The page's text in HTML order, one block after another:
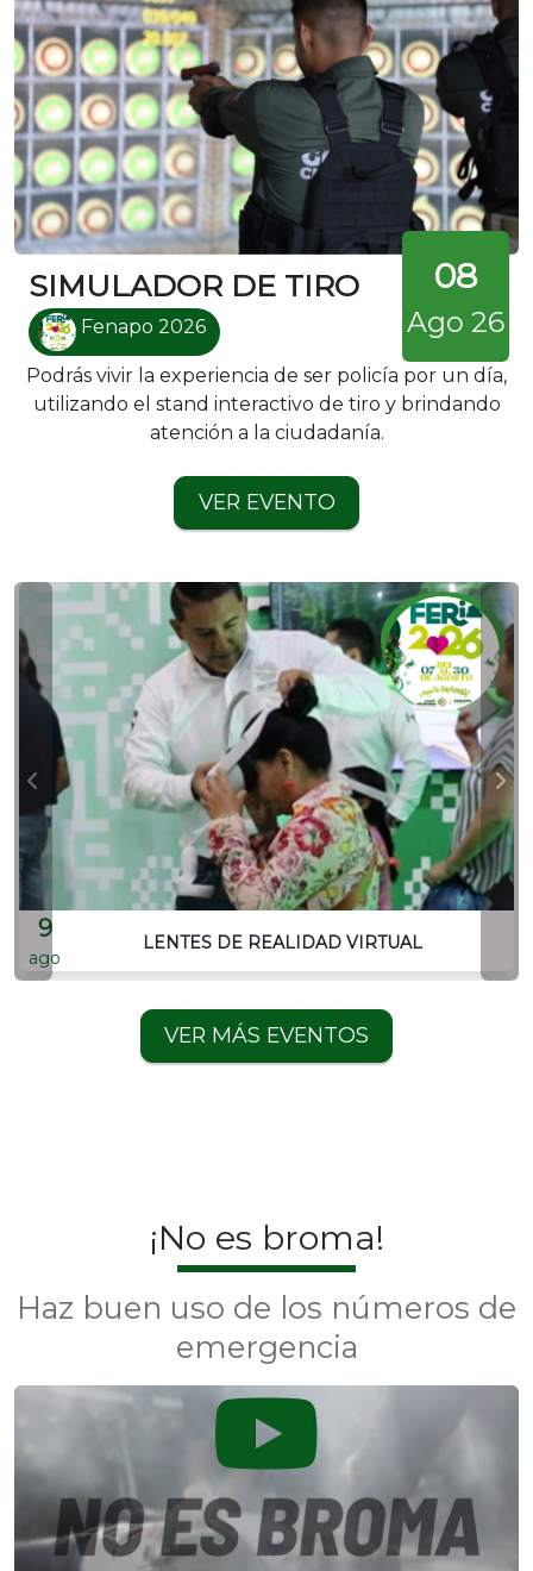
08
Ago 26
SIMULADOR DE TIRO
Fenapo 2026
Podrás vivir la experiencia de ser policía por un día,
utilizando el stand interactivo de tiro y brindando
atención a la ciudadanía.
VER EVENTO
9
ago
LENTES DE REALIDAD VIRTUAL
VER MÁS EVENTOS
¡No es broma!
Haz buen uso de los números de
emergencia